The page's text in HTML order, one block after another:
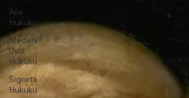
Aile
Hukuku
Medeni
Usul
Hukuku
Sigorta
Hukuku